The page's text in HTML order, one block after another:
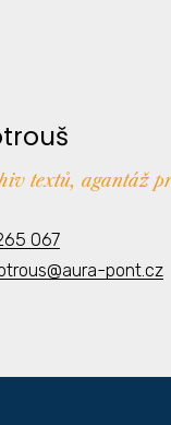
textů, agantáž
067
pont.cz